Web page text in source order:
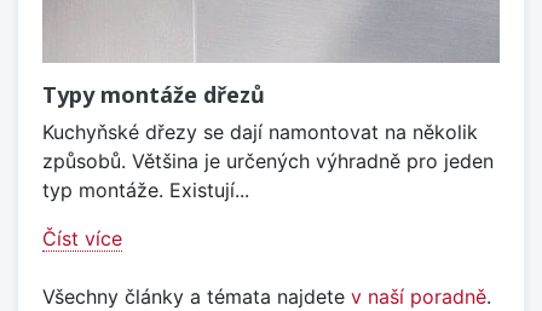
Typy montáže dřezů
Kuchyňské dřezy se dají namontovat na několik
způsobů. Většina je určených výhradně pro jeden
typ montáže. Existují...
Číst více
Všechny články a témata najdete v naší poradně.